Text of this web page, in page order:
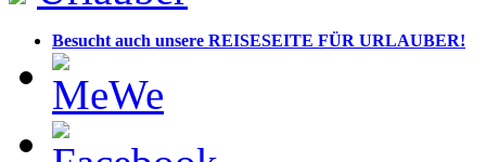
Besucht auch unsere REISESEITE FÜR URLAUBER!